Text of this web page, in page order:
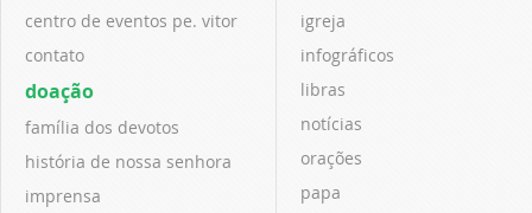
centro de eventos pe. vitor
contato
doação
família dos devotos
história de nossa senhora
imprensa
igreja
infográficos
libras
notícias
orações
papa